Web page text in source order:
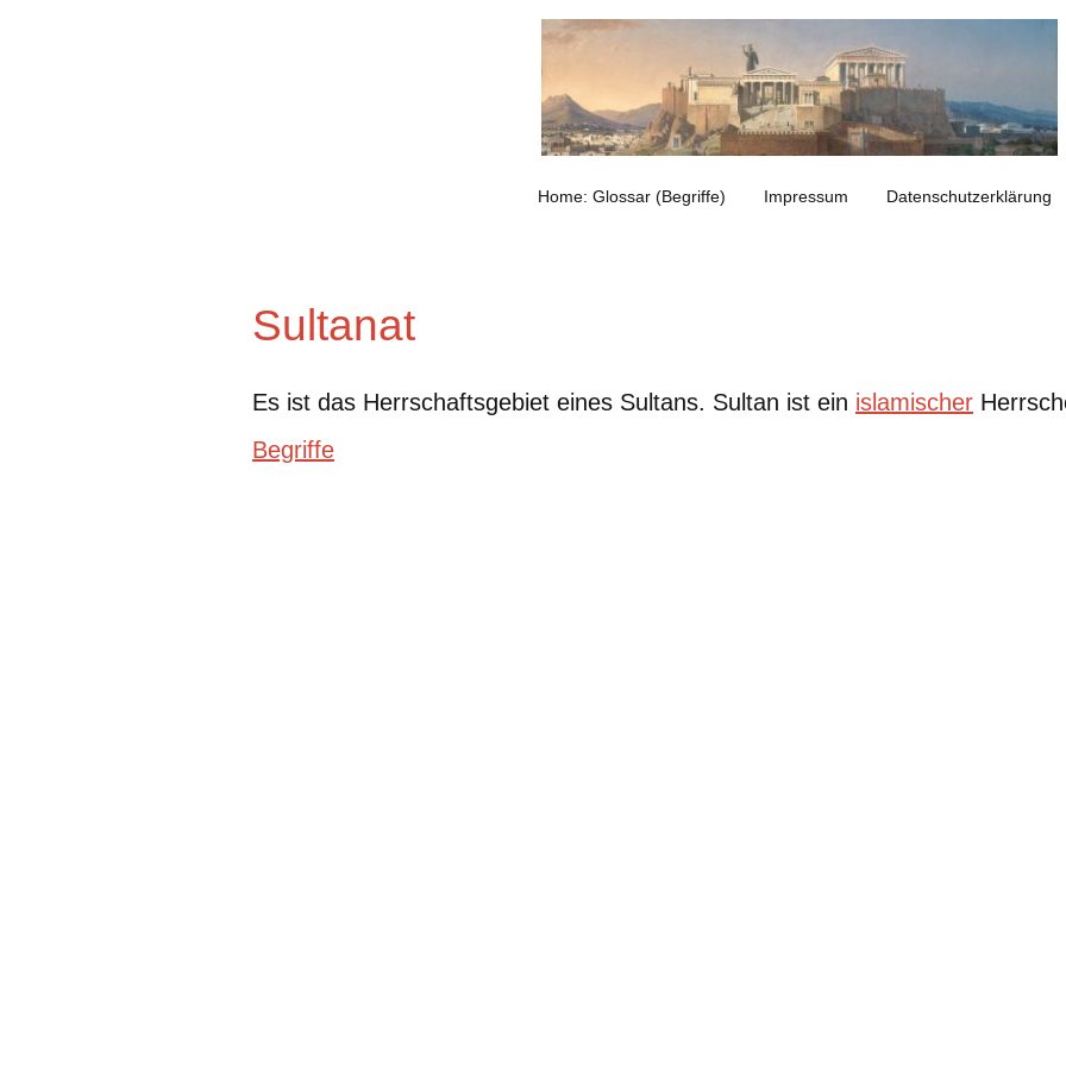
Home: Glossar (Begriffe) Impressum Datenschutzerklärung
Sultanat
Es ist das Herrschaftsgebiet eines Sultans. Sultan ist ein islamischer
Begriffe